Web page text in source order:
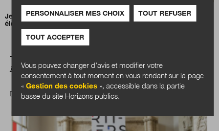
Jean-Charles Orsucci, président de l’Association nationale des
élus des littoraux (ANEL)
A LIRE AUSSI
ILS NOUS ÉTONNENT
PERSONNALISER MES CHOIX TOUT REFUSER
TOUT ACCEPTER
Vous pouvez changer d’avis et modifier votre
consentement à tout moment en vous rendant sur la page
«Gestion des cookies », accessible dans la partie
basse du site Horizons publics.